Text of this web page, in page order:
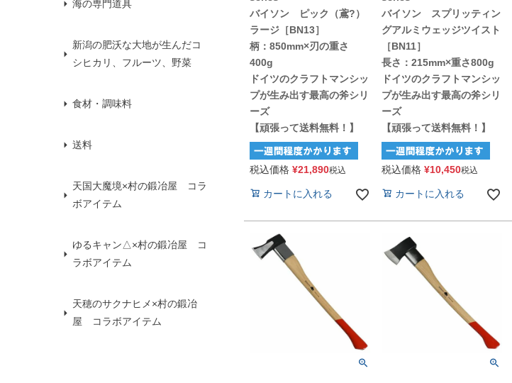
海の専門道具
新潟の肥沃な大地が生んだコ
シヒカリ、フルーツ、野菜
食材・調味料
送料
天国大魔境×村の鍛冶屋 コラ
ボアイテム
ゆるキャン△×村の鍛冶屋 コ
ラボアイテム
天穂のサクナヒメ×村の鍛冶
屋 コラボアイテム
バイソン ピック（鳶?）
ラージ［BN13］
柄：850mm×刃の重さ
400g
ドイツのクラフトマンシッ
プが生み出す最高の斧シリ
ーズ
【頑張って送料無料！】
税込価格 ¥21,890税込
カートに入れる
バイソン スプリッティン
グアルミウェッジツイスト
［BN11］
長さ：215mm×重さ800g
ドイツのクラフトマンシッ
プが生み出す最高の斧シリ
ーズ
【頑張って送料無料！】
税込価格 ¥10,450税込
カートに入れる